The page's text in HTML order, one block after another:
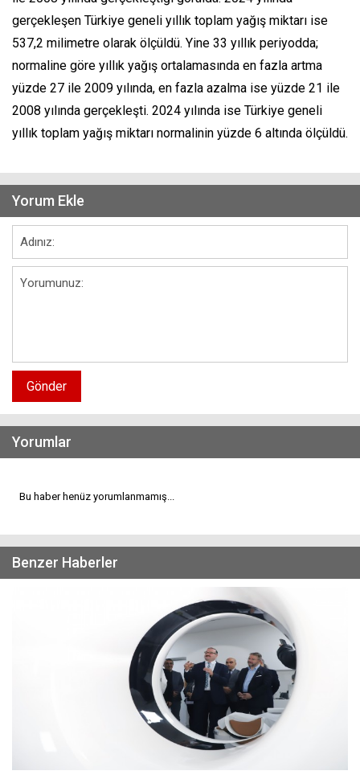
gerçekleşen Türkiye geneli yıllık toplam yağış miktarı ise
537,2 milimetre olarak ölçüldü. Yine 33 yıllık periyodda;
normaline göre yıllık yağış ortalamasında en fazla artma
yüzde 27 ile 2009 yılında, en fazla azalma ise yüzde 21 ile
2008 yılında gerçekleşti. 2024 yılında ise Türkiye geneli
yıllık toplam yağış miktarı normalinin yüzde 6 altında ölçüldü.
Yorum Ekle
Gönder
Yorumlar
Bu haber henüz yorumlanmamış...
Benzer Haberler